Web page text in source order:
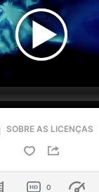
SOBRE AS LICENÇAS
0